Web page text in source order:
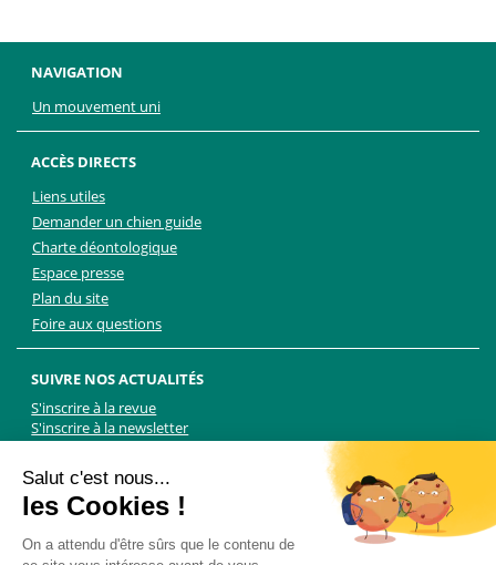
NAVIGATION
Un mouvement uni
ACCÈS DIRECTS
Liens utiles
Demander un chien guide
Charte déontologique
Espace presse
Plan du site
Foire aux questions
SUIVRE NOS ACTUALITÉS
S'inscrire à la revue
S'inscrire à la newsletter
TikTok
NOUS CONTACTER
Salut c'est nous...
les Cookies !
On a attendu d'être sûrs que le contenu de